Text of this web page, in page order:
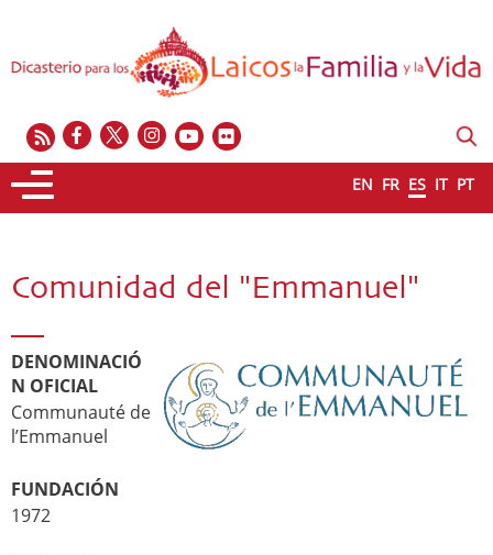
EN FR ES IT PT
Comunidad del "Emmanuel"
DENOMINACIÓ
N OFICIAL
Communauté de
l’Emmanuel
FUNDACIÓN
1972